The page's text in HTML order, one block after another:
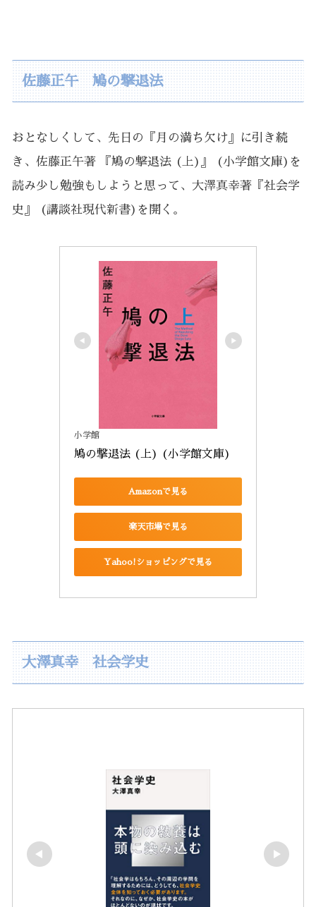
佐藤正午 鳩の撃退法
おとなしくして、先日の『月の満ち欠け』に引き続
き、佐藤正午著 『鳩の撃退法 (上)』 (小学館文庫)を
読み少し勉強もしようと思って、大澤真幸著『社会学
史』 (講談社現代新書)を開く。
小学館
鳩の撃退法 (上) (小学館文庫)
Amazonで見る
楽天市場で見る
Yahoo!ショッピングで見る
大澤真幸 社会学史